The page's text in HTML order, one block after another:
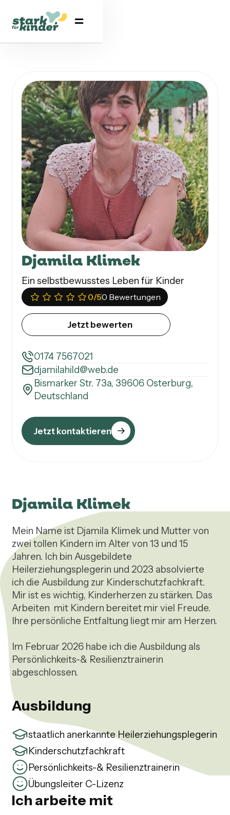
Djamila Klimek
Ein selbstbewusstes Leben für Kinder
0/50 Bewertungen
Jetzt bewerten
0174 7567021
djamilahild@web.de
Bismarker Str. 73a, 39606 Osterburg,
Deutschland
Jetzt kontaktieren
Djamila Klimek
Mein Name ist Djamila Klimek und Mutter von
zwei tollen Kindern im Alter von 13 und 15
Jahren. Ich bin Ausgebildete
Heilerziehungsplegerin und 2023 absolvierte
ich die Ausbildung zur Kinderschutzfachkraft.
Mir ist es wichtig, Kinderherzen zu stärken. Das
Arbeiten  mit Kindern bereitet mir viel Freude.
Ihre persönliche Entfaltung liegt mir am Herzen.
Im Februar 2026 habe ich die Ausbildung als
Persönlichkeits-& Resilienztrainerin
abgeschlossen.
Ausbildung
staatlich anerkannte Heilerziehungsplegerin
Kinderschutzfachkraft
Persönlichkeits-& Resilienztrainerin
Übungsleiter C-Lizenz
Ich arbeite mit